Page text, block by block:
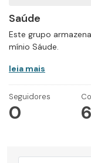
Saúde
Este grupo
mínio Sáude.
leia mais
Seguidores
0